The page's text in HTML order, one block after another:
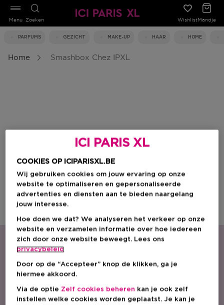
Zoeken WishlistMandje
PARFUMS GEZICHT MAKE-UP HAAR HOME
Menu
Home Smashbox Chez IPXL
Met een ruim aanbod parfum, cosmetica en huidverzorging is ICI PARIS XL
dé beautyspecialist van België. Ontdek onze acties, promoties, beauty tips
ICI PARIS XL
COOKIES OP ICIPARISXL.BE
Wij gebruiken cookies om jouw ervaring op onze
website te optimaliseren en gepersonaliseerde
advertenties en diensten aan te bieden naargelang
jouw interesse.
Hoe doen we dat? We analyseren het verkeer op onze
website en verzamelen informatie over hoe iedereen
zich door onze website beweegt. Lees ons
privacybeleid
Door op de “Accepteer” knop de klikken, ga je
hiermee akkoord.
Via de optie Zelf cookies beheren kan je ook zelf
instellen welke cookies worden geplaatst. Je kan je